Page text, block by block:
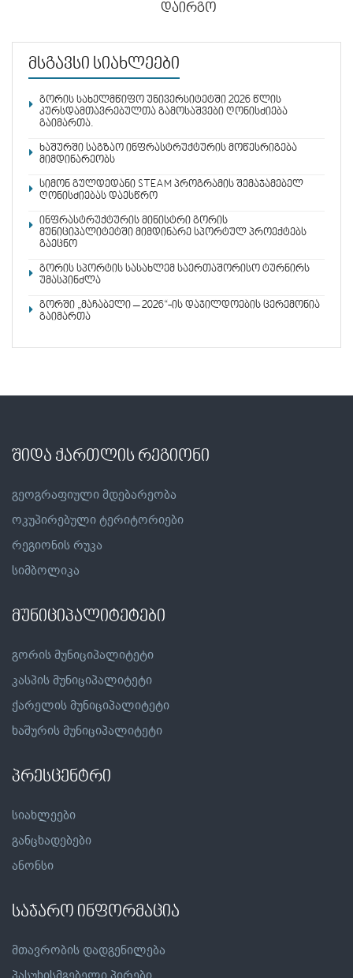
დაირგო
მსგავსი სიახლეები
გორის სახელმწიფო უნივერსიტეტში 2026 წლის
კურსდამთავრებულთა გამოსაშვები ღონისძიება
გაიმართა.
ხაშურში საგზაო ინფრასტრუქტურის მოწესრიგება
მიმდინარეობს
სიმონ გულდედანი STEAM პროგრამის შემაჯამებელ
ღონისძიებას დაესწრო
ინფრასტრუქტურის მინისტრი გორის
მუნიციპალიტეტში მიმდინარე სპორტულ პროექტებს
გაეცნო
გორის სპორტის სასახლემ საერთაშორისო ტურნირს
უმასპინძლა
გორში „მაჩაბელი – 2026“-ის დაჯილდოების ცერემონია
გაიმართა
შიდა ქართლის რეგიონი
გეოგრაფიული მდებარეობა
ოკუპირებული ტერიტორიები
რეგიონის რუკა
სიმბოლიკა
მუნიციპალიტეტები
გორის მუნიციპალიტეტი
კასპის მუნიციპალიტეტი
ქარელის მუნიციპალიტეტი
ხაშურის მუნიციპალიტეტი
პრესცენტრი
სიახლეები
განცხადებები
ანონსი
საჯარო ინფორმაცია
მთავრობის დადგენილება